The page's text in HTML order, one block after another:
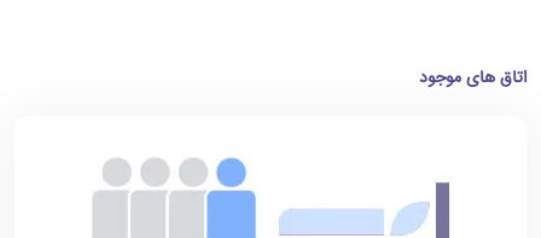
اتاق های موجود